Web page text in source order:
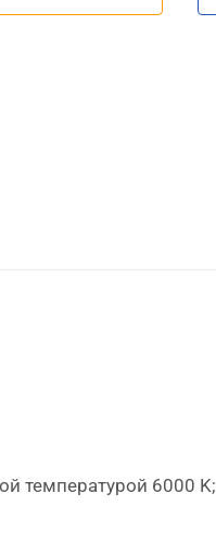
температурой 6000 K;